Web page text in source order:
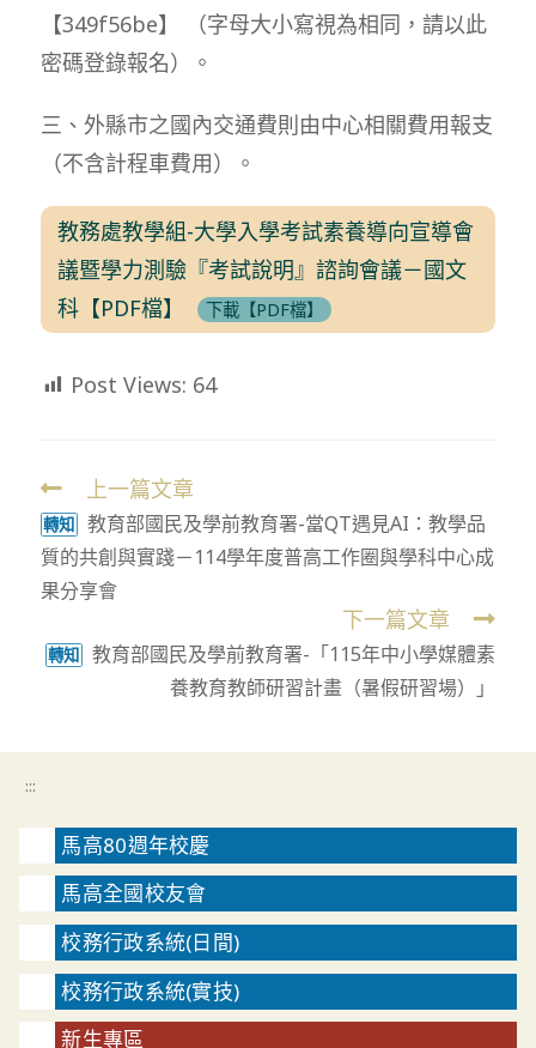
【349f56be】 （字母大小寫視為相同，請以此
密碼登錄報名）。
三、外縣市之國內交通費則由中心相關費用報支
（不含計程車費用）。
教務處教學組-大學入學考試素養導向宣導會
議暨學力測驗『考試說明』諮詢會議－國文
科【PDF檔】
下載【PDF檔】
Post Views: 64
Read
more
articles
上一篇文章
轉知
教育部國民及學前教育署-當QT遇見AI：教學品
質的共創與實踐－114學年度普高工作圈與學科中心成
果分享會
下一篇文章
轉知
教育部國民及學前教育署-「115年中小學媒體素
養教育教師研習計畫（暑假研習場）」
:::
馬高80週年校慶
馬高全國校友會
校務行政系統(日間)
校務行政系統(實技)
新生專區